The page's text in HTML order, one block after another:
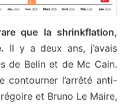
que la shrinkflation,
Il y a deux ans, j’avais
de Belin et de Mc Cain.
contourner l’arrêté anti-
et Bruno Le Maire,